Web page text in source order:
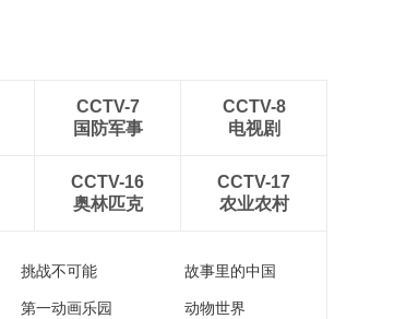
CCTV-7
国防军事
CCTV-8
电视剧
CCTV-16
奥林匹克
CCTV-17
农业农村
挑战不可能 故事里的中国
第一动画乐园 动物世界